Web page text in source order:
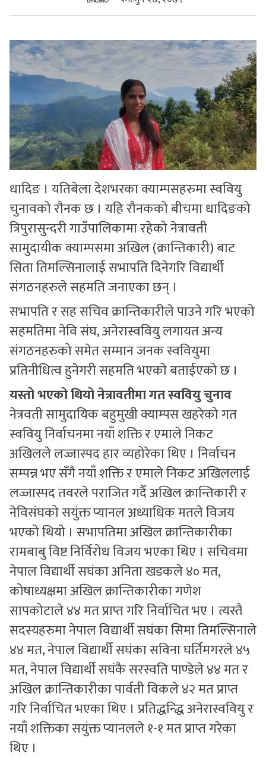
सुचनाहरु
स्वास्थ्य
भिडियो
धादिङ । यतिबेला देशभरका क्याम्पसहरुमा स्ववियु
चुनावको रौनक छ । यहि रौनकको बीचमा धादिङको
त्रिपुरासुन्दरी गाउँपालिकामा रहेको नेत्रावती
सामुदायीक क्याम्पसमा अखिल (क्रान्तिकारी) बाट
सिता तिमल्सिनालाई सभापति दिनेगरि विद्यार्थी
संगठनहरुले सहमति जनाएका छन् ।
सभापति र सह सचिव क्रान्तिकारीले पाउने गरि भएको
सहमतिमा नेवि संघ, अनेरास्ववियु लगायत अन्य
संगठनहरुको समेत सम्मान जनक स्ववियुमा
प्रतिनीधित्व हुनेगरी सहमति भएको बताईएको छ ।
यस्तो भएको थियो नेत्रावतीमा गत स्ववियु चुनाव
नेत्रवती सामुदायिक बहुमुखी क्याम्पस खहरेको गत
स्ववियु निर्वाचनमा नयाँ शक्ति र एमाले निकट
अखिलले लज्जास्पद हार व्यहोरेका थिए । निर्वाचन
सम्पन्न भए सँगै नयाँ शक्ति र एमाले निकट अखिललाई
लज्जास्पद तवरले पराजित गर्दै अखिल क्रान्तिकारी र
नेविसंघको सयुंक्त प्यानल अध्याधिक मतले विजय
भएको थियो । सभापतिमा अखिल क्रान्तिकारीका
रामबाबु विष्ट निर्विरोध विजय भएका थिए । सचिवमा
नेपाल विद्यार्थी सघंका अनिता खडकले ४० मत,
कोषाध्यक्षमा अखिल क्रान्तिकारीका गणेश
सापकोटाले ४४ मत प्राप्त गरि निर्वाचित भए । त्यस्तै
सदस्यहरुमा नेपाल विद्यार्थी सघंका सिमा तिमल्सिनाले
४४ मत, नेपाल विद्यार्थी सघंका सविना घर्तिमगरले ४५
मत, नेपाल विद्यार्थी सघंकै सरस्वति पाण्डेले ४४ मत र
अखिल क्रान्तिकारीका पार्वती विकले ४२ मत प्राप्त
गरि निर्वाचित भएका थिए । प्रतिद्धन्द्धि अनेरास्ववियु र
नयाँ शक्तिका सयुंक्त प्यानलले १-१ मत प्राप्त गरेका
थिए ।